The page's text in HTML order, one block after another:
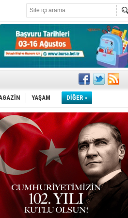
YAŞAM DİĞER »